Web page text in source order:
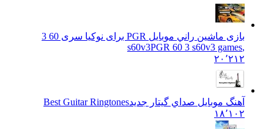
بازی ماشين راني موبايل PGR برای نوکيا سری 60 3
,s60v3
PGR 60 3 s60v3 games
۲۰٬۲۱۲
آهنگ موبايل صداي گيتار جديدBest Guitar Ringtones
۱۸٬۱۰۲